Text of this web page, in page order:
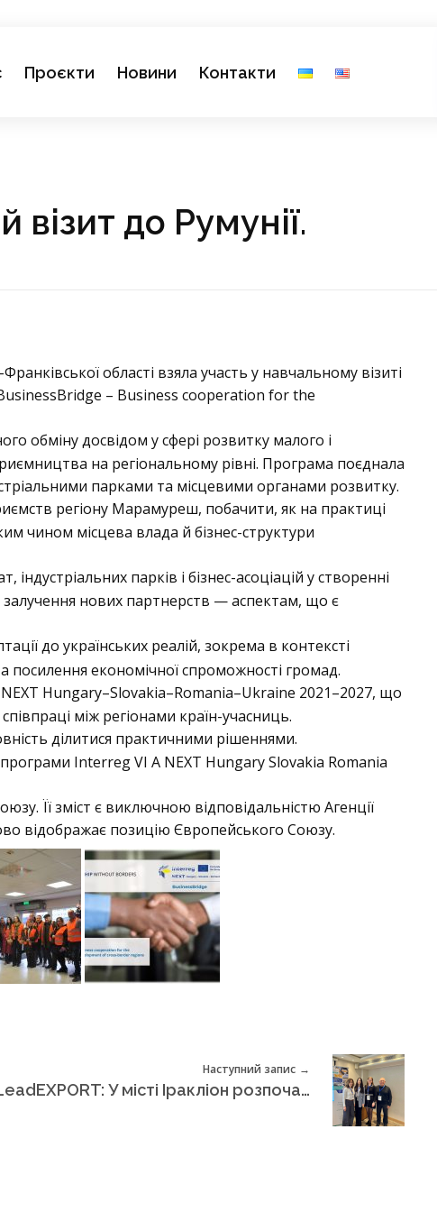
Проєкти Новини Контакти
до Румунії.
області взяла участь у навчальному візиті
– Business cooperation for the
обміну досвідом у сфері розвитку малого і
на регіональному рівні. Програма поєднала
парками та місцевими органами розвитку.
регіону Марамуреш, побачити, як на практиці
чином місцева влада й бізнес-структури
парків і бізнес-асоціацій у створенні
нових партнерств — аспектам, що є
до українських реалій, зокрема в контексті
посилення економічної спроможності громад.
Hungary–Slovakia–Romania–Ukraine 2021–2027, що
між регіонами країн-учасниць.
ділитися практичними рішеннями.
Interreg VI A NEXT Hungary Slovakia Romania
Її зміст є виключною відповідальністю Агенції
відображає позицію Європейського Союзу.
Наступний запис
#LeadEXPORT: У місті Іракліон розпочався другий міжрегіональний навчальний візит у рамках проєкту “Lead EXPORT — Новий підхід до розкриття експортного потенціалу місцевої економіки в умовах невизначеності”.